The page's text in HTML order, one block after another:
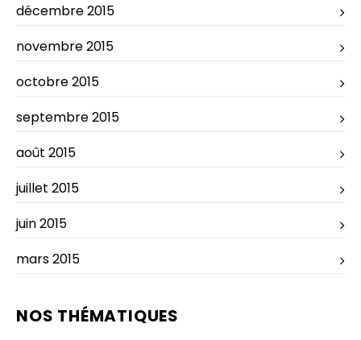
décembre 2015
novembre 2015
octobre 2015
septembre 2015
août 2015
juillet 2015
juin 2015
mars 2015
NOS THÉMATIQUES